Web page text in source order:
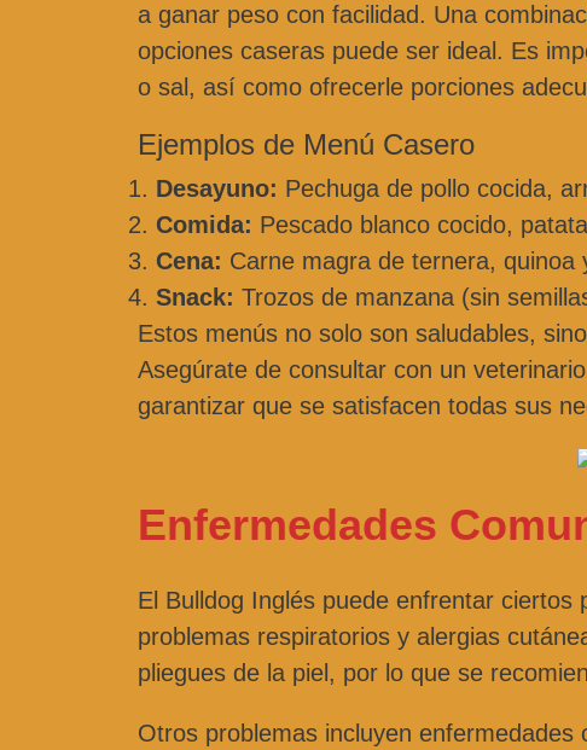
a ganar peso con facilidad. Una
opciones caseras puede ser ideal. Es
o sal, así como ofrecerle porciones
Ejemplos de Menú Casero
Desayuno: Pechuga de pollo cocida,
Comida: Pescado blanco cocido,
Cena: Carne magra de ternera, quinoa
Snack: Trozos de manzana (sin
Estos menús no solo son saludables,
Asegúrate de consultar con un
garantizar que se satisfacen todas sus
Enfermedades
El Bulldog Inglés puede enfrentar ciertos
problemas respiratorios y alergias
pliegues de la piel, por lo que se
Otros problemas incluyen